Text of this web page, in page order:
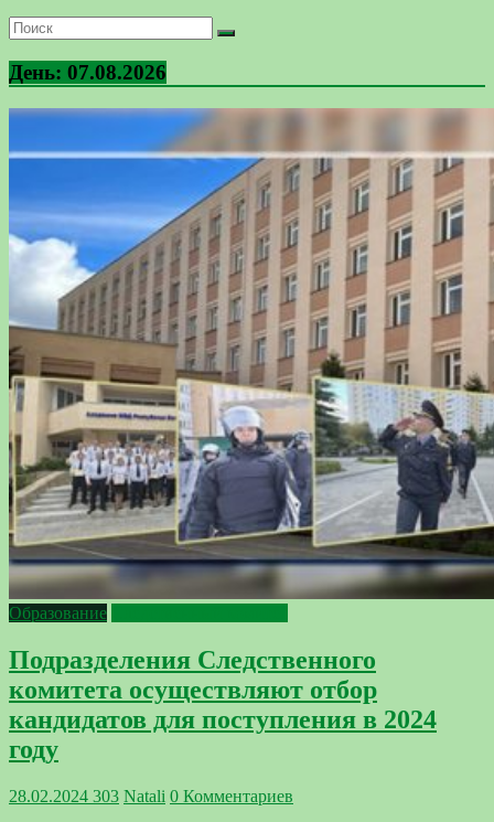
День: 07.08.2026
Образование
Подразделения Следственного
комитета осуществляют отбор
кандидатов для поступления в 2024
году
28.02.2024 303 Natali 0 Комментариев